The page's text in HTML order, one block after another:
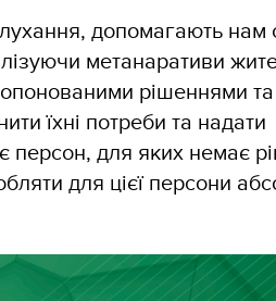
допомагають нам
метанаративи
рішеннями
їхні потреби та надати
персон, для яких немає
для цієї персони